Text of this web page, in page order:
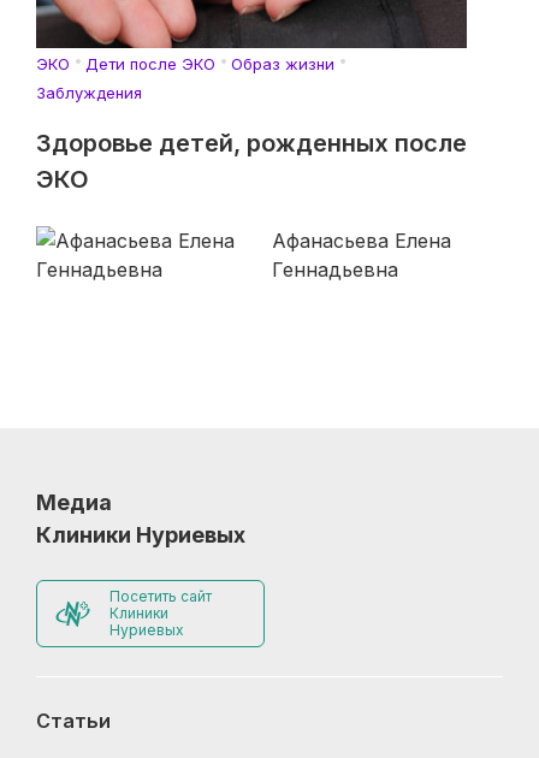
ЭКО Дети после ЭКО
Образ жизни
Заблуждения
Здоровье детей, рожденных после
ЭКО
Афанасьева Елена
Геннадьевна
Медиа
Клиники Нуриевых
Посетить сайт
Клиники
Нуриевых
Статьи